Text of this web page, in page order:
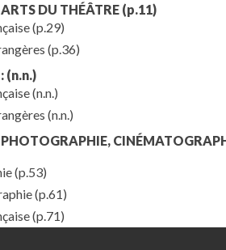
ARTS DU THÉÂTRE (p.11)
(p.29)
(p.36)
(n.n.)
(n.n.)
(n.n.)
PHOTOGRAPHIE,
(p.53)
(p.61)
(p.71)